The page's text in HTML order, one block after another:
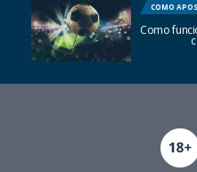
COMO
Como